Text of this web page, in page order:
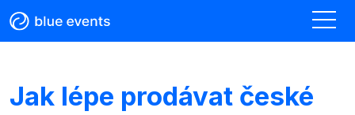
Jak lépe prodávat české